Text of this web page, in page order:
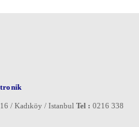
/ Kadıköy / Istanbul Tel : 0216 338